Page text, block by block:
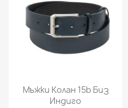
Мъжки Колан 15b Биз
Индиго